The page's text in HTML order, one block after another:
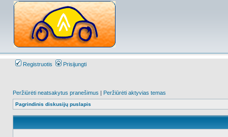
Registruotis Prisijungti
Peržiūrėti neatsakytus pranešimus | Peržiūrėti aktyvias temas
Pagrindinis diskusijų puslapis